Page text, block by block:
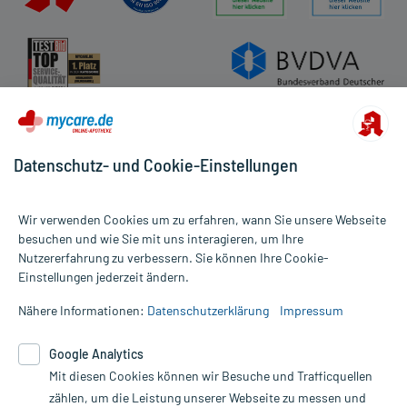
Alle Preise gelten inkl. MwSt., ggf. zzgl. Versandkosten
Informationen auf dieser Website werden ausschließlich für
die Untersuchung und Behandlung durch einen Arzt. Bitte
Therapien eingeleitet werden können. | Diese Webseite benutzt
Google Analytics. Lesen Sie bitte dazu die wichtigen Hinweise in
unserer Datenschutzerklärung. Für den Widerruf einer Bestellung
Datenschutz- und Cookie-Einstellungen
Wir verwenden Cookies um zu erfahren, wann Sie unsere Webseite
besuchen und wie Sie mit uns interagieren, um Ihre
Nutzererfahrung zu verbessern. Sie können Ihre Cookie-
Einstellungen jederzeit ändern.
Nähere Informationen: Datenschutzerklärung Impressum
Google Analytics
Mit diesen Cookies können wir Besuche und Trafficquellen
zählen, um die Leistung unserer Webseite zu messen und